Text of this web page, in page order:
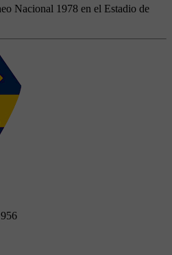
Nacional 1978 en el Estadio de